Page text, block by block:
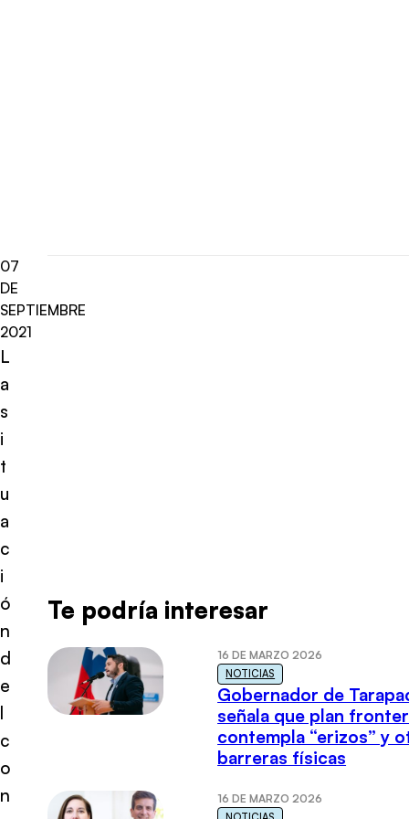
07
DE
SEPTIEMBRE
2021
L
a
s
i
t
u
a
c
i
ó
n
d
e
l
c
o
n
Te podría interesar
16 DE MARZO 2026
NOTICIAS
Gobernador de
señala que plan
contempla “erizos” y
barreras físicas
16 DE MARZO 2026